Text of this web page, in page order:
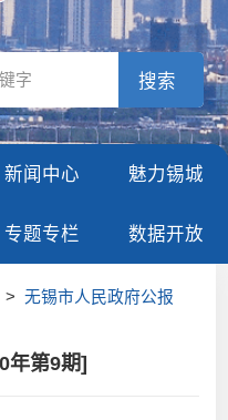
新闻中心 魅力锡城
专题专栏 数据开放
> 无锡市人民政府公报
年第9期]